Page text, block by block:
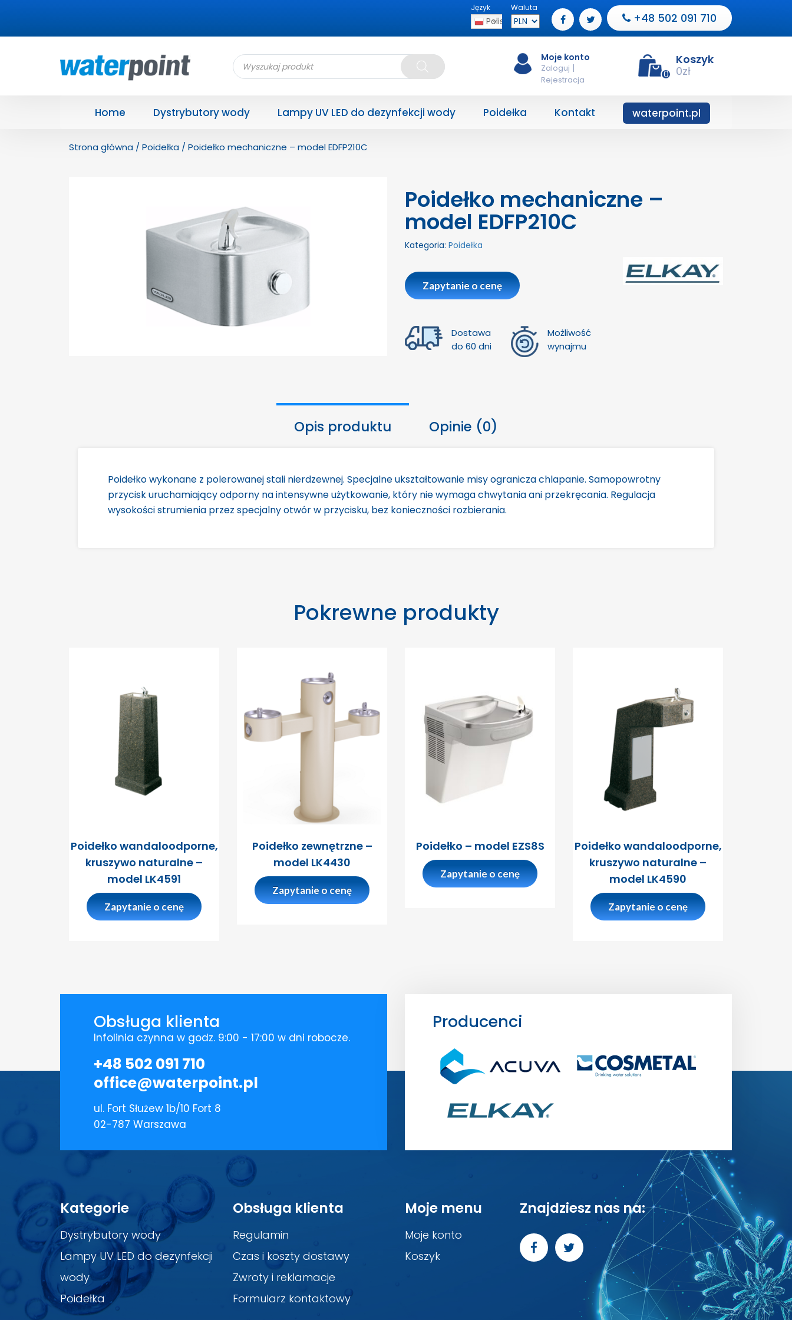
Język
Polish
Waluta
+48 502 091 710
Moje konto
Zaloguj |
Rejestracja 0
Koszyk
0zł
Home Dystrybutory wody Lampy UV LED do dezynfekcji wody Poidełka Kontakt waterpoint.pl
Strona główna / Poidełka / Poidełko mechaniczne – model EDFP210C
Poidełko mechaniczne –
model EDFP210C
Kategoria: Poidełka
Zapytanie o cenę
Dostawa
do 60 dni
Możliwość
wynajmu
Opis produktu Opinie (0)
Poidełko wykonane z polerowanej stali nierdzewnej. Specjalne ukształtowanie misy ogranicza chlapanie. Samopowrotny
przycisk uruchamiający odporny na intensywne użytkowanie, który nie wymaga chwytania ani przekręcania. Regulacja
wysokości strumienia przez specjalny otwór w przycisku, bez konieczności rozbierania.
Pokrewne produkty
Poidełko wandaloodporne,
kruszywo naturalne –
model LK4591
Zapytanie o cenę
Poidełko zewnętrzne –
model LK4430
Zapytanie o cenę
Poidełko – model EZS8S
Zapytanie o cenę
Poidełko wandaloodporne,
kruszywo naturalne –
model LK4590
Zapytanie o cenę
Obsługa klienta
Infolinia czynna w godz. 9:00 - 17:00 w dni robocze.
+48 502 091 710
office@waterpoint.pl
ul. Fort Służew 1b/10 Fort 8
02-787 Warszawa
Producenci
Kategorie
Dystrybutory wody
Lampy UV LED do dezynfekcji
wody
Poidełka
Obsługa klienta
Regulamin
Czas i koszty dostawy
Zwroty i reklamacje
Formularz kontaktowy
Moje menu
Moje konto
Koszyk
Znajdziesz nas na: